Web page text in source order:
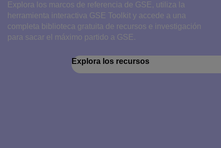
Explora los marcos de referencia de GSE, utiliza la
herramienta interactiva GSE Toolkit y accede a una
completa biblioteca gratuita de recursos e investigación
para sacar el máximo partido a GSE.
Explora los recursos